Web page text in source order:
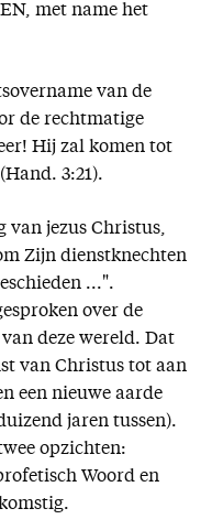
met name het
van de
de rechtmatige
Hij zal komen tot
3:21).
van jezus Christus,
Zijn dienstknechten
...".
over de
deze wereld. Dat
van Christus tot aan
een nieuwe aarde
jaren tussen).
opzichten:
Woord en